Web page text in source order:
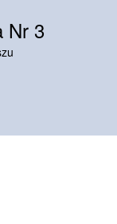
Nr 3